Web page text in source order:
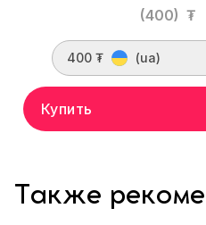
(400) ₮
400 ₮ (ua)
Купить
Также